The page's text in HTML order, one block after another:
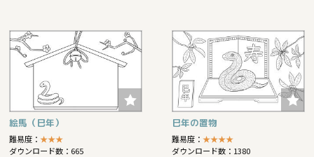
絵馬（巳年）
難易度：★★★
ダウンロード数：665
巳年の置物
難易度：★★★★
ダウンロード数：1380